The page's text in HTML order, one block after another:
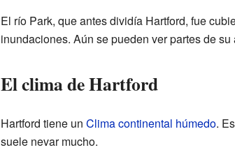
El río Park, que antes dividía Hartford, fue
inundaciones. Aún se pueden ver partes de
El clima de Hartford
Hartford tiene un Clima continental húmedo.
suele nevar mucho.